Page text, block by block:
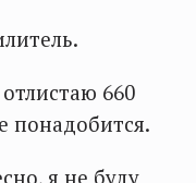
660
я не буду